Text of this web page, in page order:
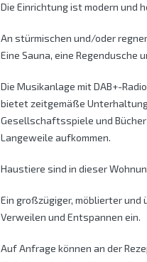
Die Einrichtung ist modern und
An stürmischen und/oder
Eine Sauna, eine Regendusche
Die Musikanlage mit DAB+-
bietet zeitgemäße
Gesellschaftsspiele und
Langeweile aufkommen.
Haustiere sind in dieser
Ein großzügiger, möblierter und
Verweilen und Entspannen ein.
Auf Anfrage können an der